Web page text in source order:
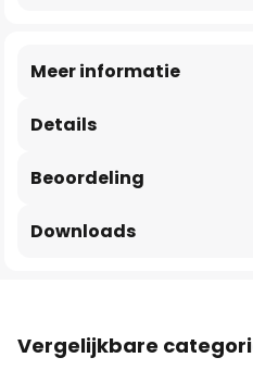
Details
Meer informatie
Beoordeling
Downloads
Vergelijkbare